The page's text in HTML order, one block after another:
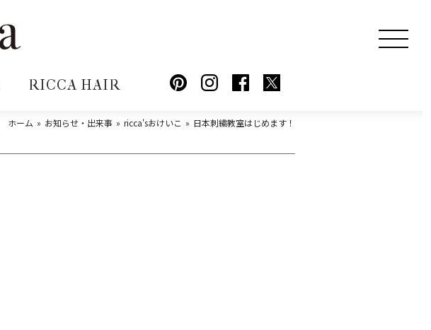
RICCA HAIR
ホーム お知らせ・出来事 ricca'sおけいこ 日本刺繍教室はじめます！